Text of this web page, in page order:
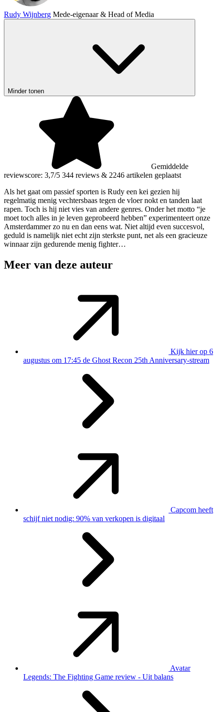
Rudy Wijnberg Mede-eigenaar & Head of Media
Minder tonen
Gemiddelde
reviewscore: 3,7/5 344 reviews & 2246 artikelen geplaatst
Als het gaat om passief sporten is Rudy een kei gezien hij
regelmatig menig vechtersbaas tegen de vloer nokt en tanden laat
rapen. Toch is hij niet vies van andere genres. Onder het motto “je
moet toch alles in je leven geprobeerd hebben” experimenteert onze
Amsterdammer zo nu en dan eens wat. Niet altijd even succesvol,
geduld is namelijk niet echt zijn sterkste punt, net als een gracieuze
winnaar zijn gedurende menig fighter…
Meer van deze auteur
Kijk hier op 6
augustus om 17:45 de Ghost Recon 25th Anniversary-stream
Capcom heeft
schijf niet nodig: 90% van verkopen is digitaal
Avatar
Legends: The Fighting Game review - Uit balans